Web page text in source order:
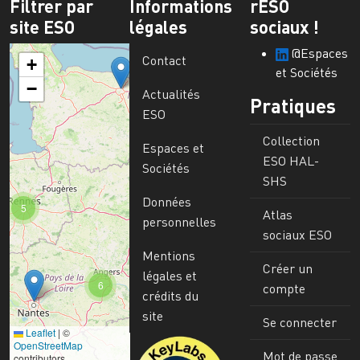
Filtrer par
site ESO
6
5
+
−
Leaflet | ©
OpenStreetMap
Informations
légales
Contact
Actualités
ESO
Espaces et
Sociétés
Données
personnelles
Mentions
légales et
crédits du
site
Image
rESO
sociaux !
@Espaces
et Sociétés
Pratiques
Collection
ESO HAL-
SHS
Atlas
sociaux ESO
Créer un
compte
Se connecter
Mot de passe